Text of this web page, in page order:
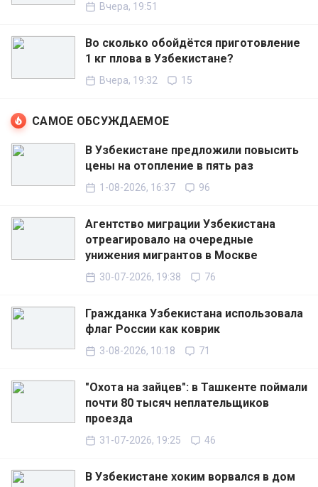
Вчера, 19:51
Во сколько обойдётся приготовление
1 кг плова в Узбекистане?
Вчера, 19:32 15
САМОЕ ОБСУЖДАЕМОЕ
В Узбекистане предложили повысить
цены на отопление в пять раз
1-08-2026, 16:37 96
Агентство миграции Узбекистана
отреагировало на очередные
унижения мигрантов в Москве
30-07-2026, 19:38 76
Гражданка Узбекистана использовала
флаг России как коврик
3-08-2026, 10:18 71
"Охота на зайцев": в Ташкенте поймали
почти 80 тысяч неплательщиков
проезда
31-07-2026, 19:25 46
В Узбекистане хоким ворвался в дом